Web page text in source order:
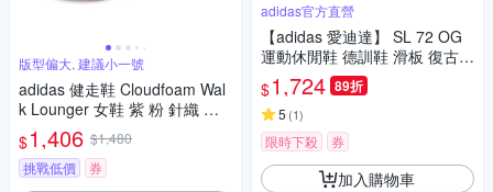
版型偏大, 建議小一號
adidas 健走鞋 Cloudfoam Wal
k Lounger 女鞋 紫 粉 針織 套
入式 緩衝 休閒 愛迪達 ID4060
$1,406 $1,480
挑戰低價
券
adidas官方直營
【adidas 愛迪達】 SL 72 OG
運動休閒鞋 德訓鞋 滑板 復古
女鞋 - Originals IF1940
$1,724 89折
5 (1)
限時下殺 券
加入購物車